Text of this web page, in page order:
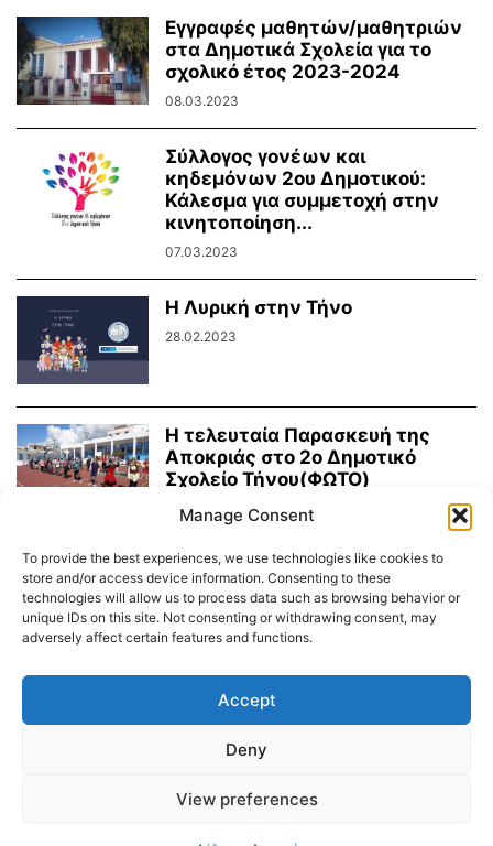
Manage Consent
To provide the best experiences, we use technologies like cookies to
store and/or access device information. Consenting to these
technologies will allow us to process data such as browsing behavior or
unique IDs on this site. Not consenting or withdrawing consent, may
adversely affect certain features and functions.
Accept
Deny
View preferences
Εγγραφές μαθητών/μαθητριών
στα Δημοτικά Σχολεία για το
σχολικό έτος 2023-2024
08.03.2023
Σύλλογος γονέων και
κηδεμόνων 2ου Δημοτικού:
Κάλεσμα για συμμετοχή στην
κινητοποίηση...
07.03.2023
Η Λυρική στην Τήνο
28.02.2023
Η τελευταία Παρασκευή της
Αποκριάς στο 2ο Δημοτικό
Σχολείο Τήνου(ΦΩΤΟ)
26.02.2023
Sports Excellence: Μαθήματα
Διατροφής & “Σχολείο της
Κίνησης” για τα παιδιά...
19.02.2023
Διαύγεια – Δήμου Τήνου
Δημοτικό Λιμενικό Ταμείο Τήνου – Άνδρου
Tinos Island Live Webcamera Χάρτης Πλοίων